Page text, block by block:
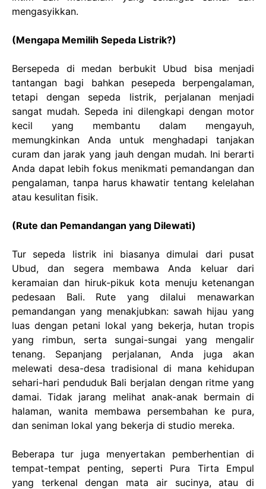
mengasyikkan.
(Mengapa Memilih Sepeda Listrik?)
Bersepeda di medan berbukit Ubud bisa menjadi
tantangan bagi bahkan pesepeda berpengalaman,
tetapi dengan sepeda listrik, perjalanan menjadi
sangat mudah. Sepeda ini dilengkapi dengan motor
kecil yang membantu dalam mengayuh,
memungkinkan Anda untuk menghadapi tanjakan
curam dan jarak yang jauh dengan mudah. Ini berarti
Anda dapat lebih fokus menikmati pemandangan dan
pengalaman, tanpa harus khawatir tentang kelelahan
atau kesulitan fisik.
(Rute dan Pemandangan yang Dilewati)
Tur sepeda listrik ini biasanya dimulai dari pusat
Ubud, dan segera membawa Anda keluar dari
keramaian dan hiruk-pikuk kota menuju ketenangan
pedesaan Bali. Rute yang dilalui menawarkan
pemandangan yang menakjubkan: sawah hijau yang
luas dengan petani lokal yang bekerja, hutan tropis
yang rimbun, serta sungai-sungai yang mengalir
tenang. Sepanjang perjalanan, Anda juga akan
melewati desa-desa tradisional di mana kehidupan
sehari-hari penduduk Bali berjalan dengan ritme yang
damai. Tidak jarang melihat anak-anak bermain di
halaman, wanita membawa persembahan ke pura,
dan seniman lokal yang bekerja di studio mereka.
Beberapa tur juga menyertakan pemberhentian di
tempat-tempat penting, seperti Pura Tirta Empul
yang terkenal dengan mata air sucinya, atau di